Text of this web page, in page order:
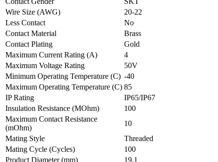
Wire Size (AWG)
20-22
Less Contact
No
Contact Material
Brass
Contact Plating
Gold
Maximum Current Rating (A)
4
Maximum Voltage Rating
50V
Minimum Operating Temperature (C) -40
Maximum Operating Temperature (C) 85
IP Rating
IP65/IP67
Insulation Resistance (MOhm)
100
Maximum Contact Resistance
(mOhm)
10
Mating Style
Threaded
Mating Cycle (Cycles)
100
Product Diameter (mm)
19.1